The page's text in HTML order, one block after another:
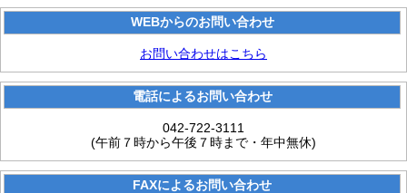
WEBからのお問い合わせ
お問い合わせはこちら
電話によるお問い合わせ
042-722-3111
(午前７時から午後７時まで・年中無休)
FAXによるお問い合わせ